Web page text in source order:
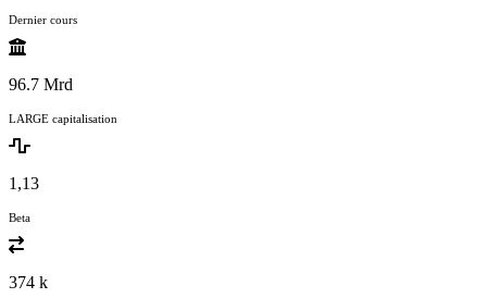
Dernier cours
96.7 Mrd
LARGE capitalisation
1,13
Beta
374 k